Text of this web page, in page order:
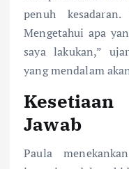
penuh
Mengetahui apa
saya lakukan,”
yang mendalam
Jawab
Paula